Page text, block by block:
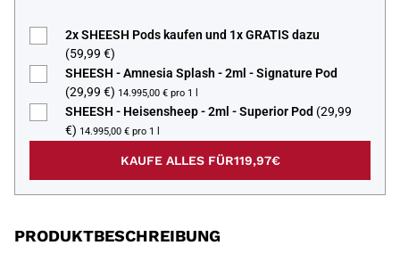
2x SHEESH Pods kaufen und 1x GRATIS dazu
(59,99 €)
SHEESH - Amnesia Splash - 2ml - Signature Pod
(29,99 €) 14.995,00 € pro 1 l
SHEESH - Heisensheep - 2ml - Superior Pod (29,99
€) 14.995,00 € pro 1 l
KAUFE ALLES FÜR119,97€
PRODUKTBESCHREIBUNG